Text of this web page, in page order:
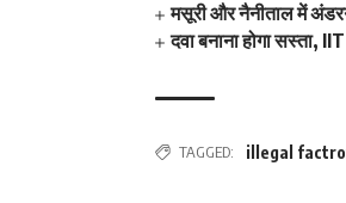
मसूरी और नैनीताल में
दवा बनाना होगा सस्ता,
TAGGED: illegal